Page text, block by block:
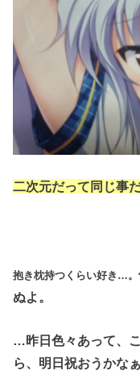
二次元だって同じ事
抱き枕持つくらい好き…。
ぬよ。
…昨日色々あって、
ら、 明日祝おうかな